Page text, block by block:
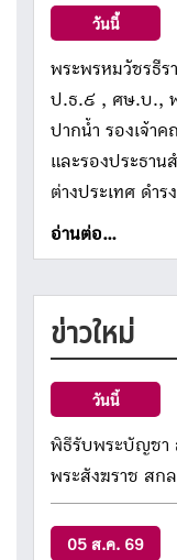
กว่า 4,000 รู
วันนี้ (วันพุธที่ 5
เจ้าคุณพระสินีน
โครงการอบรม “
พระสอนศีลธรร
มวก.48 พรรษา
โสธรจำลอง ถว
ฉายาลักษณ์ พระ
กิจการทั่วไป มจ
จัดโครงการ
อ่านต่อ...
ข่าวใหม่
วันนี้
พิธีรับพระบัญชา
พระสังฆราช สก
มหาวิทยาลัยมห
05 ส.ค. 69